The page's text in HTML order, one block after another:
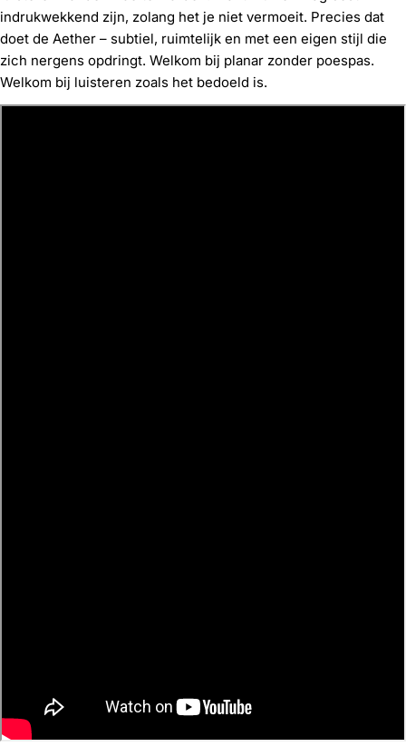
indrukwekkend zijn, zolang het je niet vermoeit. Precies dat
doet de Aether – subtiel, ruimtelijk en met een eigen stijl die
zich nergens opdringt. Welkom bij planar zonder poespas.
Welkom bij luisteren zoals het bedoeld is.